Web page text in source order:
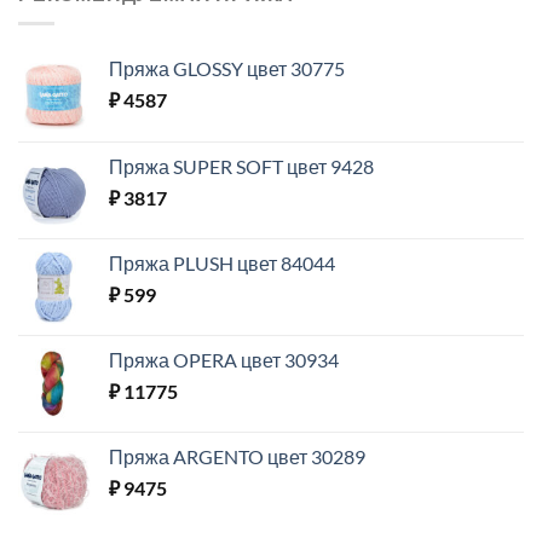
Пряжа GLOSSY цвет 30775
₽4587
Пряжа SUPER SOFT цвет 9428
₽3817
Пряжа PLUSH цвет 84044
₽599
Пряжа OPERA цвет 30934
₽11775
Пряжа ARGENTO цвет 30289
₽9475